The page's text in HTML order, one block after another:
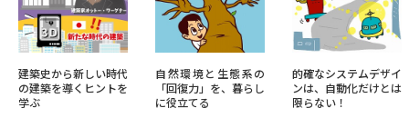
建築史から新しい時代
の建築を導くヒントを
学ぶ
自然環境と生態系の
「回復力」を、暮らし
に役立てる
的確なシステムデザイ
ンは、自動化だけとは
限らない！